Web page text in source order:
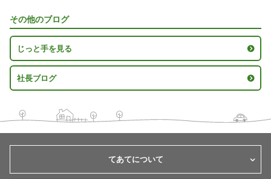
その他のブログ
じっと手を見る
社長ブログ
てあてについて